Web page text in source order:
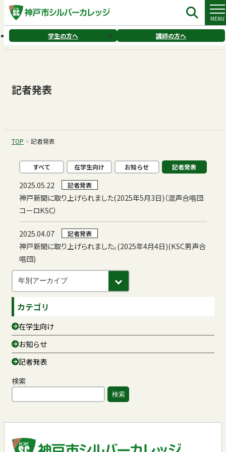
コ
テ
ン
ツ
MENU
学生の方へ 講師の方へ
記者発表
TOP > 記者発表
すべて 在学生向け お知らせ 記者発表
2025.05.22 記者発表
神戸新聞に取り上げられました(2025年5月3日)（混声合唱団
コーロKSC）
2025.04.07 記者発表
神戸新聞に取り上げられました。(2025年4月4日)(KSC男声合
唱団)
カテゴリ
在学生向け
お知らせ
記者発表
検索
検索